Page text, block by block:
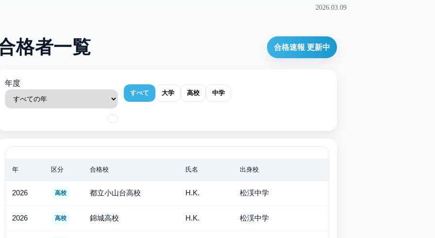
2026.03.09
格者一覧 合格速報 更新中
年度
すべて 大学 高校 中学
年 区分 合格校 氏名 出身校
2026 高校 都立小山台高校 H.K. 松渓中学
2026 高校 錦城高校 H.K. 松渓中学